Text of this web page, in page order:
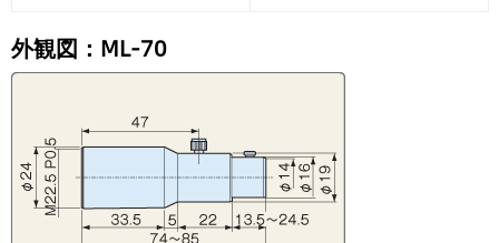
外観図：ML-70